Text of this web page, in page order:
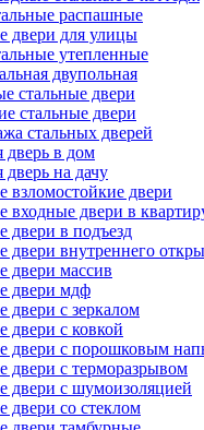
распашные
двери для улицы
утепленные
двупольная
стальные двери
стальные двери
стальных дверей
дверь в дом
дверь на дачу
взломостойкие двери
входные двери в
двери в подъезд
двери внутреннего
двери массив
двери мдф
двери с зеркалом
двери с ковкой
двери с порошковым
двери с терморазрывом
двери с шумоизоляцией
двери со стеклом